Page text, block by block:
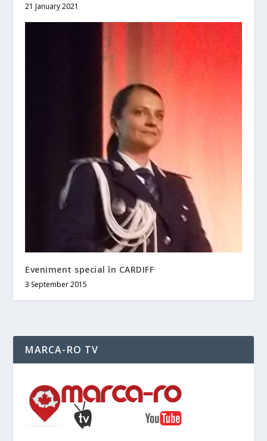
21 January 2021
Eveniment special în CARDIFF
3 September 2015
MARCA-RO TV